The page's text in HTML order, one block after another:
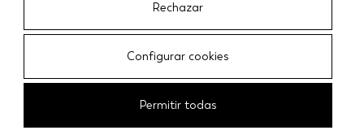
Rechazar
Configurar cookies
Permitir todas